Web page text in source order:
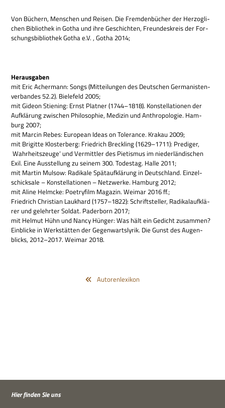
Von Büchern, Men­schen und Rei­sen. Die Frem­den­bü­cher der Her­zog­li­
chen Biblio­thek in Gotha und ihre Geschich­ten, Freun­des­kreis der For­
schungs­bi­blio­thek Gotha e.V. , Gotha 2014;
Her­aus­ga­ben
mit Eric Acher­mann: Songs (Mit­tei­lun­gen des Deut­schen Ger­ma­ni­sten­
ver­ban­des 52.2). Bie­le­feld 2005;
mit Gideon Sti­ening: Ernst Plat­ner (1744–1818). Kon­stel­la­tio­nen der
Auf­klä­rung zwi­schen Phi­lo­so­phie, Medi­zin und Anthro­po­lo­gie. Ham­
burg 2007;
mit Mar­cin Rebes: Euro­pean Ideas on Tole­rance. Kra­kau 2009;
mit Bri­gitte Klo­ster­berg: Fried­rich Breck­ling (1629–1711): Pre­di­ger,
‚Wahr­heits­zeuge‘ und Ver­mitt­ler des Pie­tis­mus im nie­der­län­di­schen
Exil. Eine Aus­stel­lung zu sei­nem 300. Todes­tag. Halle 2011;
mit Mar­tin Mul­sow: Radi­kale Spät­auf­klä­rung in Deutsch­land. Ein­zel­
schick­sale – Kon­stel­la­tio­nen – Netz­werke. Ham­burg 2012;
mit Aline Helmcke: Poet­ry­film Maga­zin. Wei­mar 2016 ff.;
Fried­rich Chri­stian Lauk­hard (1757–1822): Schrift­stel­ler, Radi­kal­auf­klä­
rer und gelehr­ter Sol­dat. Pader­born 2017;
mit Hel­mut Hühn und Nancy Hün­ger: Was hält ein Gedicht zusam­men?
Ein­blicke in Werk­stät­ten der Gegen­warts­ly­rik. Die Gunst des Augen­
blicks, 2012–2017. Wei­mar 2018.
Autorenlexikon
Hier fin­den Sie uns